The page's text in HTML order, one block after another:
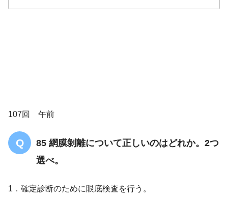
107回 午前
85 網膜剝離について正しいのはどれか。2つ
選べ。
1．確定診断のために眼底検査を行う。